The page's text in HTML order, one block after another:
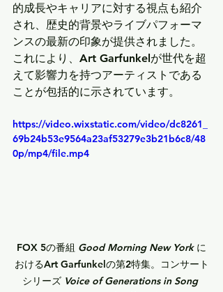
的成長やキャリアに対する視点も紹介
され、歴史的背景やライブパフォーマ
ンスの最新の印象が提供されました。
これにより、 Art Garfunkelが世代を超
えて影響力を持つアーティストである
ことが包括的に示されています。
https://video.wixstatic.com/video/dc8261_
69b24b53e9564a23af53279e3b21b6c8/48
0p/mp4/file.mp4
FOX 5の番組 Good Morning New York に
おけるArt Garfunkel の第2特集。コンサート
シリーズ Voice of Generations in Song